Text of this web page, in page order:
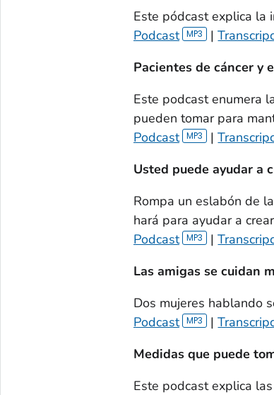
Este pódcast explica la
Podcast
|
Pacientes de cáncer y
Este podcast enumera
pueden tomar para
Podcast
|
Usted puede ayudar a
Rompa un eslabón de
hará para ayudar a
Podcast
|
Las amigas se cuidan
Dos mujeres hablando
Podcast
|
Medidas que puede
Este podcast explica